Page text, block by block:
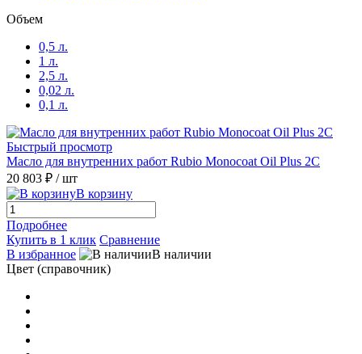
Swamp/Болотный (MIX цвета)
Taupe/Тауп (Классические Цвета)(1)
Teak/Тик (Классические Цвета)
Titanium Grey(1)
Tobacco/Табак (MIX цвета)(1)
Объем
0,5 л.
1 л.
2,5 л.
0,02 л.
0,1 л.
Быстрый просмотр
Масло для внутренних работ Rubio Monocoat Oil Plus 2C
20 803 ₽ / шт
В корзину
Подробнее
Купить в 1 клик Сравнение
В избранное
В наличии
Цвет (справочник)